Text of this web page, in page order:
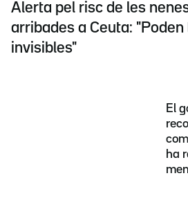
Alerta pel risc de les
arribades a Ceuta:
invisibles"
El
ha